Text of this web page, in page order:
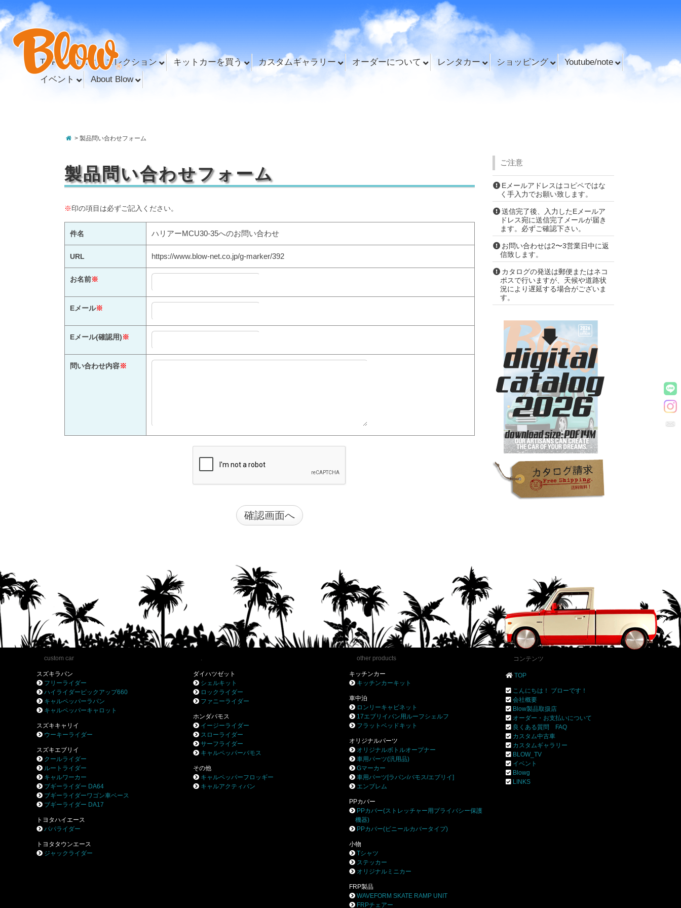
TOP カスタムコレクション キットカーを買う カスタムギャラリー オーダーについて レンタカー ショッピング
Youtube/note
イベント
About Blow
> 製品問い合わせフォーム
製品問い合わせフォーム
※印の項目は必ずご記入ください。
件名 ハリアーMCU30-35へのお問い合わせ
URL https://www.blow-net.co.jp/g-marker/392
お名前※
Eメール※
Eメール(確認用)※
問い合わせ内容※
ご注意
Eメールアドレスはコピペではな
く手入力でお願い致します。
送信完了後、入力したEメールア
ドレス宛に送信完了メールが届き
ます。必ずご確認下さい。
お問い合わせは2〜3営業日中に返
信致します。
カタログの発送は郵便またはネコ
ポスで行いますが、天候や道路状
況により遅延する場合がございま
す。
custom car
スズキラパン
フリーライダー
ハイライダーピックアップ660
キャルペッパーラパン
キャルペッパーキャロット
スズキキャリイ
ウーキーライダー
スズキエブリイ
クールライダー
ルートライダー
キャルワーカー
ブギーライダー DA64
ブギーライダーワゴン車ベース
ブギーライダー DA17
トヨタハイエース
パパライダー
トヨタタウンエース
ジャックライダー
.
ダイハツゼット
シェルキット
ロックライダー
ファニーライダー
ホンダバモス
イージーライダー
スローライダー
サーフライダー
キャルペッパーバモス
その他
キャルペッパーフロッギー
キャルアクティバン
other products
キッチンカー
キッチンカーキット
車中泊
ロンリーキャビネット
17エブリイバン用ルーフシェルフ
フラットベッドキット
オリジナルパーツ
オリジナルボトルオープナー
車用パーツ(汎用品)
Gマーカー
車用パーツ[ラパン/バモス/エブリイ]
エンブレム
PPカバー
PPカバー(ストレッチャー用プライバシー保護
機器)
PPカバー(ビニールカバータイプ)
小物
Tシャツ
ステッカー
オリジナルミニカー
FRP製品
WAVEFORM SKATE RAMP UNIT
FRPチェアー
コンテンツ
TOP
こんにちは！ ブローです！
会社概要
Blow製品取扱店
オーダー・お支払いについて
良くある質問 FAQ
カスタム中古車
カスタムギャラリー
BLOW_TV
イベント
Blowg
LINKS